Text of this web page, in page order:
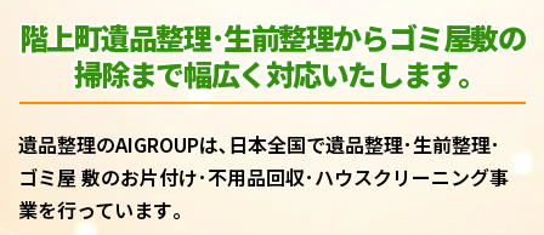
階上町遺品整理･生前整理からゴミ屋敷の
掃除まで幅広く対応いたします｡
遺品整理のAIGROUPは､日本全国で遺品整理･生前整理･
ゴミ屋 敷のお片付け･不用品回収･ハウスクリーニング事
業を行っています｡